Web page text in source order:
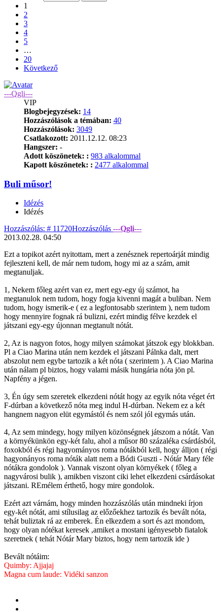
1
2
3
4
5
…
20
Következő
---Qgli---
VIP
Blogbejegyzések: 14
Hozzászólások a témában: 40
Hozzászólások: 3049
Csatlakozott: 2011.12.12. 08:23
Hangszer: -
Adott köszönetek: : 983 alkalommal
Kapott köszönetek: : 2477 alkalommal
Buli műsor!
Idézés
Idézés
Hozzászólás: # 11720Hozzászólás ---Qgli---
2013.02.28. 04:50
Ezt a topikot azért nyitottam, mert a zenésznek repertoárját mindig
fejleszteni kell, de már nem tudom, hogy mi az a szám, amit
megtanuljak.
1, Nekem főleg azért van ez, mert egy-egy új számot, ha
megtanulok nem tudom, hogy fogja kivenni magát a buliban. Nem
tudom, hogy ismerik-e ( ez a legfontosabb szerintem ), nem tudom
hogy mennyire fognak rá bulizni, ezért mindig félve kezdek el
játszani egy-egy újonnan megtanult nótát.
2, Az is nagyon fotos, hogy milyen számokat játszok egy blokkban.
Pl a Ciao Marina után nem kezdek el játszani Pálnka dalt, mert
abszolut nem egybe tartozik a két nóta ( szerintem ). A Ciao Marina
után nálam pl biztos, hogy valami másik hungária nóta jön pl.
Napfény a jégen.
3, Én úgy sem szeretek elkezdeni nótát hogy az egyik nóta véget ért
F-dúrban a következő nóta meg indul H-dúrban. Nekem ez a két
hangnem nagyon elüt egymástól és nem szól jól egymás után.
4, Az sem mindegy, hogy milyen közönségnek játszom a nótát. Van
a környékünkön egy-két falu, ahol a műsor 80 százaléka csárdásból,
foxokból és régi hagyományos roma nótákból kell, hogy álljon ( régi
hagyonányos roma nóták alatt nem a Bódi Guszti - Nótár Mary féle
nótákra gondolok ). Vannak viszont olyan környékek ( főleg a
nagyvárosi bulik ), amikben viszont ciki lehet elkezdeni csárdásokat
játszani. REmélem érthető, hogy mire gondolok.
Ezért azt várnám, hogy minden hozzászólás után mindneki írjon
egy-két nótát, ami stílusilag az előzőekhez tartozik és bevált nóta,
tehát buliztak rá az emberek. Én elkezdem a sort és azt mondom,
hogy olyan nótékat keresek ,amiket a mostani igényesebb fiatalok
szeretnek ( tehát Nótár Mary biztos, hogy nem tartozik ide )
Bevált nótáim:
Quimby: Ajjajaj
Magna cum laude: Vidéki sanzon